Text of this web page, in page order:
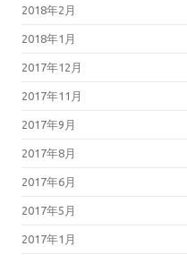
2018年2月
2018年1月
2017年12月
2017年11月
2017年9月
2017年8月
2017年6月
2017年5月
2017年1月